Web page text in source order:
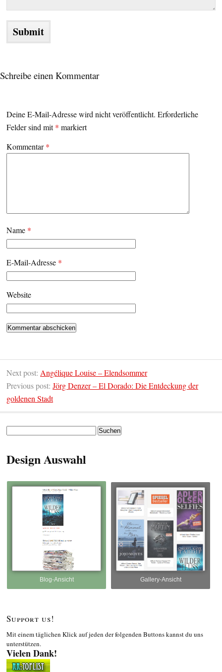
Schreibe einen Kommentar
Deine E-Mail-Adresse wird nicht veröffentlicht. Erforderliche
Felder sind mit* markiert
Kommentar*
Name *
E-Mail-Adresse *
Website
Next post: Angélique Louise – Elendsommer
Previous post: Jörg Denzer – El Dorado: Die Entdeckung der
goldenen Stadt
Design Auswahl
Blog-Ansicht Gallery-Ansicht
Support us!
Mit einem täglichen Klick auf jeden der folgenden Buttons kannst du uns
unterstützen.
Vielen Dank!